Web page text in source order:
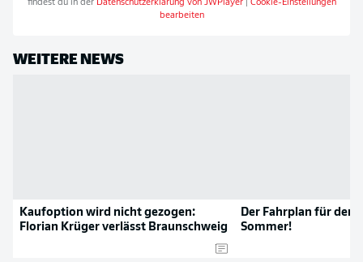
findest du in der Datenschutzerklärung von JWPlayer| Cookie-Einstellungen
bearbeiten
WEITERE NEWS
Kaufoption wird nicht gezogen:
Florian Krüger verlässt Braunschweig
Der Fahrplan für den
Sommer!